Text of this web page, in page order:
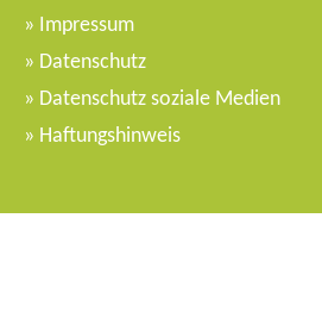
Impressum
Datenschutz
Datenschutz soziale Medien
Haftungshinweis